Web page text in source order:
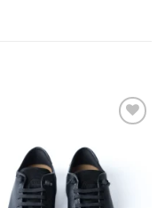
бажань!